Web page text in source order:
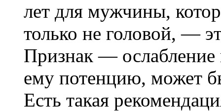
лет для мужчины,
только не головой, —
Признак —
ему потенцию, может
Есть такая